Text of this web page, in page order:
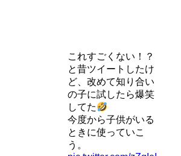
これすごくない！？
と昔ツイートしたけ
ど、改めて知り合い
の子に試したら爆笑
してた
今度から子供がいる
ときに使っていこ
う。